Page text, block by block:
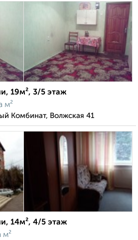
19м², 3/5 этаж
м²
Комбинат, Волжская 41
14м², 4/5 этаж
м²